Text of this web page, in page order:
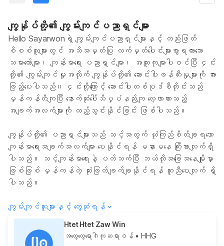
ကျွန်ုပ်တို့၏ ကျွမ်းကျင်ပညာရှင်များ
Hello Sayarwonရဲ့ ကျွမ်းကျင်ပညာရှင်များနှင့် တည်းဖြတ်
စိစစ်သူများတွင် အသိအမှတ်ပြု လက်မှတ်ပေါင်းများစွာရထားသော
သမားတော်များ၊ ကျန်းမာရေး ပညာရှင်များ၊ အထူးကုများပါဝင်ပြီး ၄င်း
တို့၏ ကျွမ်းကျင်မှုအလိုက် ကျွန်ုပ်တို့၏ ဆောင်းပါးဖန်တီးမှုများကို အား
ဖြည့်ပေးပါသည်။ ၄င်းတို့ကြောင့် ဆောင်းပါးတစ်ပုဒ်စီတိုင်းသည်
မှန်ကန်တိကျပြီး နောက်ဆုံးပေါ်သိပ္ပံနည်းကျ လေ့လာထားသည့်
အချက်အလက်များကို ထည့်သွင်းနိုင်ခြင်း ဖြစ်ပါသည်။
ကျွန်ုပ်တို့၏ ပညာရှင်များသည် သင့်အတွက် ယုံကြည်စိတ်ချရသော
ကျန်းမာရေးအချက်အလက်များ ပေးနိုင်ရန် မနားမနေ ကြိုးစားလျက်ရှိ
ပါသည်။ သင့်ကျန်းမာရေးနဲ့ ပတ်သက်ပြီး ဘယ်လိုအခြေအနေမျိုးမှာ
ဖြစ်ဖြစ် မှန်ကန်တဲ့ ဆုံးဖြတ်ချက်ချနိုင်ရန် ကူညီပေးလျက် ရှိ
ပါသည်။
ကျွမ်းကျင်သူများနှင့် တွေ့ဆုံရန်
Htet Htet Zaw Win
အထွေထွေရောဂါကုဆရာဝန် • HHG